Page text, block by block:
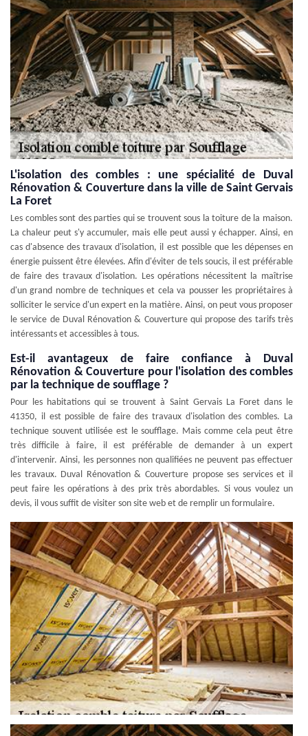
L'isolation des combles : une spécialité de Duval
Rénovation & Couverture dans la ville de Saint Gervais
La Foret
Les combles sont des parties qui se trouvent sous la toiture de la maison.
La chaleur peut s'y accumuler, mais elle peut aussi y échapper. Ainsi, en
cas d'absence des travaux d'isolation, il est possible que les dépenses en
énergie puissent être élevées. Afin d'éviter de tels soucis, il est préférable
de faire des travaux d'isolation. Les opérations nécessitent la maîtrise
d'un grand nombre de techniques et cela va pousser les propriétaires à
solliciter le service d'un expert en la matière. Ainsi, on peut vous proposer
le service de Duval Rénovation & Couverture qui propose des tarifs très
intéressants et accessibles à tous.
Est-il avantageux de faire confiance à Duval
Rénovation & Couverture pour l'isolation des combles
par la technique de soufflage ?
Pour les habitations qui se trouvent à Saint Gervais La Foret dans le
41350, il est possible de faire des travaux d'isolation des combles. La
technique souvent utilisée est le soufflage. Mais comme cela peut être
très difficile à faire, il est préférable de demander à un expert
d'intervenir. Ainsi, les personnes non qualifiées ne peuvent pas effectuer
les travaux. Duval Rénovation & Couverture propose ses services et il
peut faire les opérations à des prix très abordables. Si vous voulez un
devis, il vous suffit de visiter son site web et de remplir un formulaire.